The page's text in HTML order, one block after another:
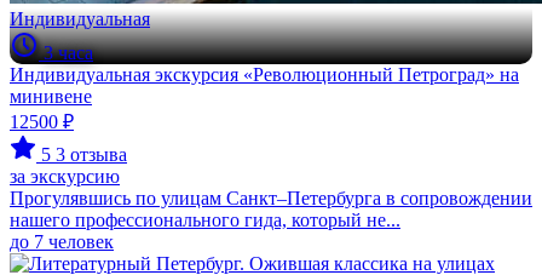
Индивидуальная
3 часа
Индивидуальная экскурсия «Революционный Петроград» на
минивене
12500 ₽
5 3 отзыва
за экскурсию
Прогулявшись по улицам Санкт–Петербурга в сопровождении
нашего профессионального гида, который не...
до 7 человек